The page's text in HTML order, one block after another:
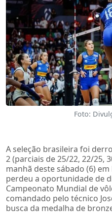
Foto:
A seleção brasileira foi
2 (parciais de 25/22, 22/25,
manhã deste sábado (6)
perdeu a oportunidade de
Campeonato Mundial de
comandado pelo técnico
busca da medalha de